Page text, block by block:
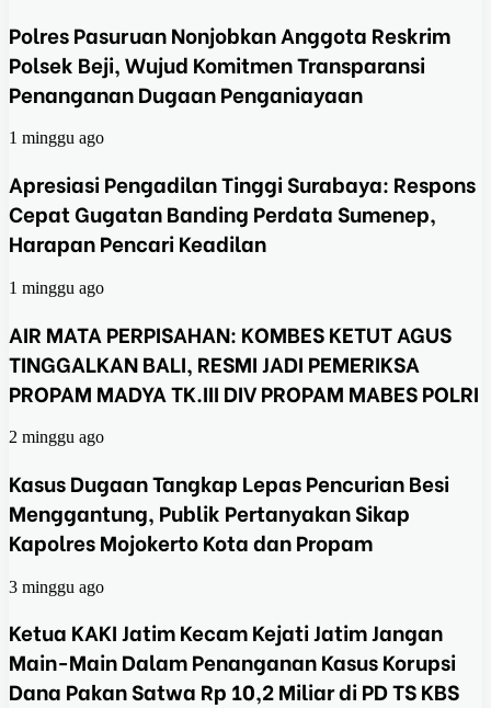
Polres Pasuruan Nonjobkan Anggota Reskrim
Polsek Beji, Wujud Komitmen Transparansi
Penanganan Dugaan Penganiayaan
1 minggu ago
Apresiasi Pengadilan Tinggi Surabaya: Respons
Cepat Gugatan Banding Perdata Sumenep,
Harapan Pencari Keadilan
1 minggu ago
AIR MATA PERPISAHAN: KOMBES KETUT AGUS
TINGGALKAN BALI, RESMI JADI PEMERIKSA
PROPAM MADYA TK.III DIV PROPAM MABES POLRI
2 minggu ago
Kasus Dugaan Tangkap Lepas Pencurian Besi
Menggantung, Publik Pertanyakan Sikap
Kapolres Mojokerto Kota dan Propam
3 minggu ago
Ketua KAKI Jatim Kecam Kejati Jatim Jangan
Main-Main Dalam Penanganan Kasus Korupsi
Dana Pakan Satwa Rp 10,2 Miliar di PD TS KBS